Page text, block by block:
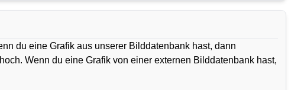
du eine Grafik aus unserer Bilddatenbank hast, dann
Wenn du eine Grafik von einer externen Bilddatenbank hast,